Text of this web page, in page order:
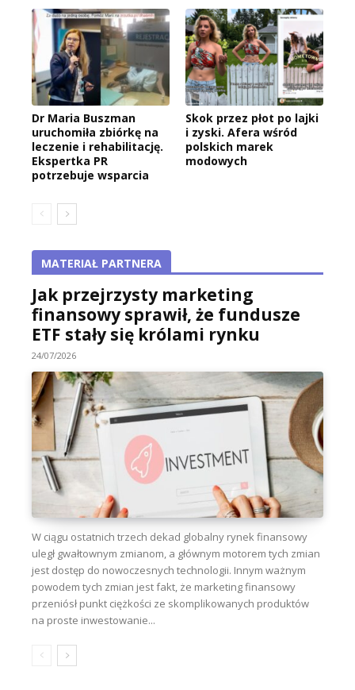
Dr Maria Buszman
uruchomiła zbiórkę na
leczenie i rehabilitację.
Ekspertka PR
potrzebuje wsparcia
Skok przez płot po lajki
i zyski. Afera wśród
polskich marek
modowych
MATERIAŁ PARTNERA
Jak przejrzysty marketing
finansowy sprawił, że fundusze
ETF stały się królami rynku
24/07/2026
W ciągu ostatnich trzech dekad globalny rynek finansowy
uległ gwałtownym zmianom, a głównym motorem tych zmian
jest dostęp do nowoczesnych technologii. Innym ważnym
powodem tych zmian jest fakt, że marketing finansowy
przeniósł punkt ciężkości ze skomplikowanych produktów
na proste inwestowanie...